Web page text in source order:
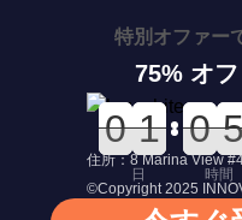
住所：8 Marina View
©Copyright 2025
特別オファー
75% オ
0
0
0
0 0
0
1
1 0
0
0
0
日 時間